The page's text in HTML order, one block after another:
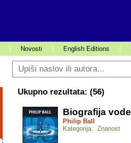
Novosti English Editions
Ukupno rezultata: (56)
Biografija vode
Philip Ball
Kategorija: Znanost